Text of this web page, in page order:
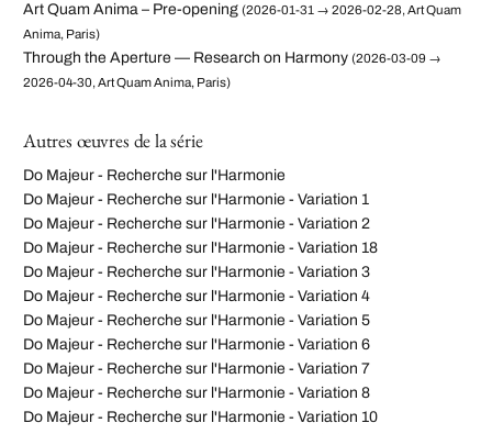
Art Quam Anima – Pre-opening (2026-01-31 → 2026-02-28, Art Quam
Anima, Paris)
Through the Aperture — Research on Harmony (2026-03-09 →
2026-04-30, Art Quam Anima, Paris)
Autres œuvres de la série
Do Majeur - Recherche sur l'Harmonie
Do Majeur - Recherche sur l'Harmonie - Variation 1
Do Majeur - Recherche sur l'Harmonie - Variation 2
Do Majeur - Recherche sur l'Harmonie - Variation 18
Do Majeur - Recherche sur l'Harmonie - Variation 3
Do Majeur - Recherche sur l'Harmonie - Variation 4
Do Majeur - Recherche sur l'Harmonie - Variation 5
Do Majeur - Recherche sur l'Harmonie - Variation 6
Do Majeur - Recherche sur l'Harmonie - Variation 7
Do Majeur - Recherche sur l'Harmonie - Variation 8
Do Majeur - Recherche sur l'Harmonie - Variation 10